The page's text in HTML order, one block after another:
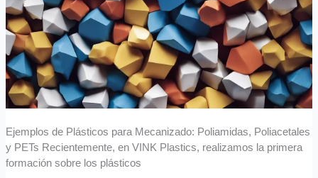
Ejemplos de Plásticos para Mecanizado: Poliamidas, Poliacetales
y PETs Recientemente, en VINK Plastics, realizamos la primera
formación sobre los plásticos